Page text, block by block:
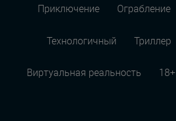
Приключение Ограбление
Технологичный Триллер
Виртуальная реальность 18+